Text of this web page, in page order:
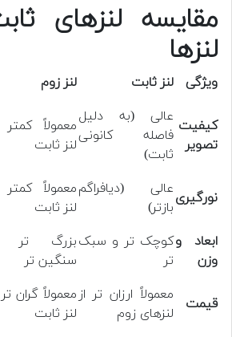
مقایسه لنزهای
لنزها
ویژگی لنز ثابت لنز زوم
کیفیت
تصویر
عالی (به دلیل
فاصله کانونی
ثابت)
معمولاً کمتر
لنز ثابت
نورگیری
عالی (دیافراگم
بازتر)
معمولاً کمتر
لنز ثابت
ابعاد و
وزن
کوچک تر و سبک
تر
بزرگ تر
سنگین تر
قیمت
معمولاً ارزان تر از
لنزهای زوم
معمولاً گران تر
لنز ثابت